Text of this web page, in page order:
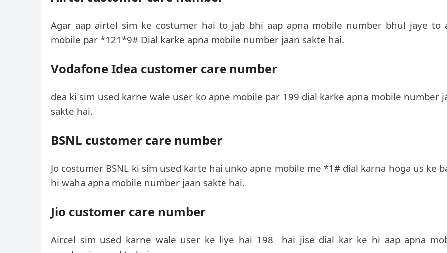
Agar aap airtel sim ke costumer hai to jab bhi aap apna mobile number bhul jaye to
mobile par *121*9# Dial karke apna mobile number jaan sakte hai.
Vodafone Idea customer care number
dea ki sim used karne wale user ko apne mobile par 199 dial karke apna mobile number
sakte hai.
BSNL customer care number
Jo costumer BSNL ki sim used karte hai unko apne mobile me *1# dial karna hoga us ke
hi waha apna mobile number jaan sakte hai.
Jio customer care number
Aircel sim used karne wale user ke liye hai 198 hai jise dial kar ke hi aap apna